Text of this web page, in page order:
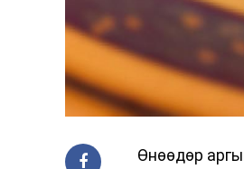
Өнөөдөр